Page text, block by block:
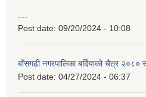
....
Post date: 09/20/2024 - 10:08
बाँसगढी नगरपालिका बर्दियाको चैत्र
Post date: 04/27/2024 - 06:37